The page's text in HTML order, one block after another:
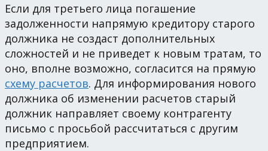
Если для третьего лица погашение
задолженности напрямую кредитору старого
должника не создаст дополнительных
сложностей и не приведет к новым тратам, то
оно, вполне возможно, согласится на прямую
схему расчетов. Для информирования нового
должника об изменении расчетов старый
должник направляет своему контрагенту
письмо с просьбой рассчитаться с другим
предприятием.